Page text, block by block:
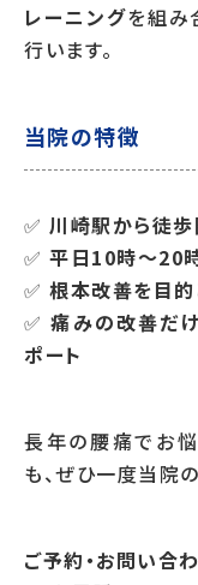
レーニングを組み
行います。
当院の特徴
✅ 川崎駅から徒
✅ 平日10時～20
✅ 根本改善を目的
✅痛みの改善だ
ポート
長年の腰痛でお
も、ぜひ一度当院
ご予約・お問い合